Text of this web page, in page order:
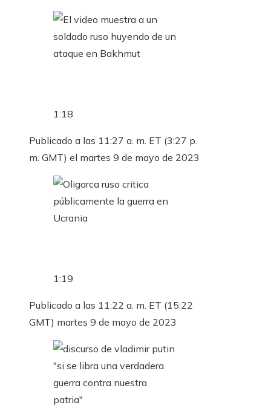
1:18
Publicado a las 11:27 a. m. ET (3:27 p.
m. GMT) el martes 9 de mayo de 2023
1:19
Publicado a las 11:22 a. m. ET (15:22
GMT) martes 9 de mayo de 2023